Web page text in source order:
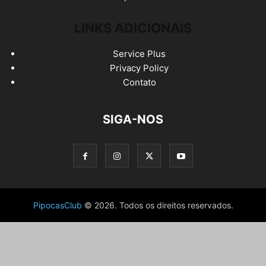
Service Plus
Privacy Policy
Contato
SIGA-NOS
PipocasClub © 2026. Todos os direitos reservados.